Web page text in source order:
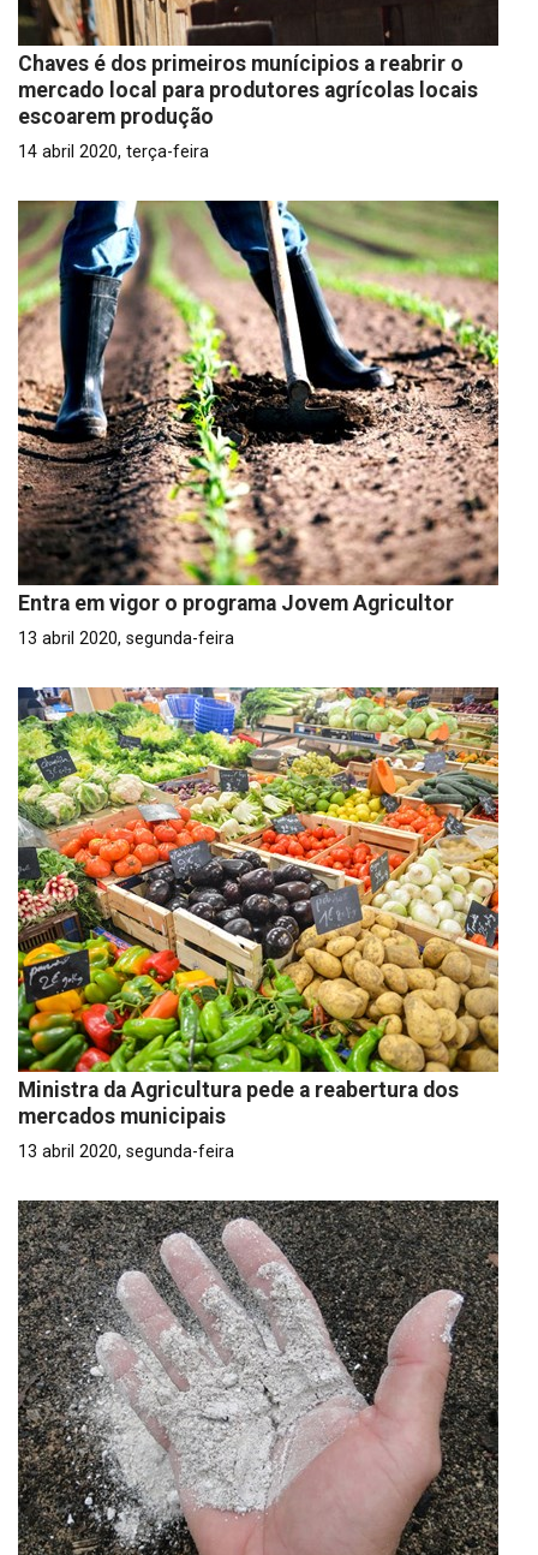
Chaves é dos primeiros munícipios a reabrir o
mercado local para produtores agrícolas locais
escoarem produção
14 abril 2020, terça-feira
Entra em vigor o programa Jovem Agricultor
13 abril 2020, segunda-feira
Ministra da Agricultura pede a reabertura dos
mercados municipais
13 abril 2020, segunda-feira